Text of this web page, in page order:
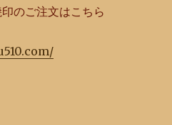
のご注文はこちら